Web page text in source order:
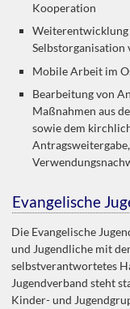
Kooperation
Weiterentwicklung
Selbstorganisation
Mobile Arbeit im
Bearbeitung von
Maßnahmen aus
sowie dem
Evangelische
Die Evangelische
und Jugendliche mit
selbstverantwortetes
Jugendverband steht
Kinder- und